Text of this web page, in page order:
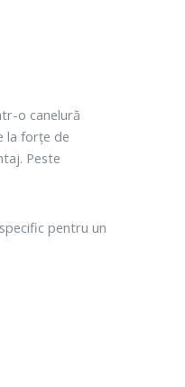
o canelură
la forțe de
Peste
pentru un